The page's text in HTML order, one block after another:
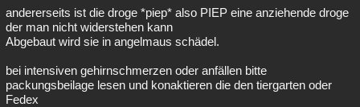
andererseits ist die droge *piep* also PIEP eine anziehende droge
der man nicht widerstehen kann
Abgebaut wird sie in angelmaus schädel.
bei intensiven gehirnschmerzen oder anfällen bitte
packungsbeilage lesen und konaktieren die den tiergarten oder
Fedex